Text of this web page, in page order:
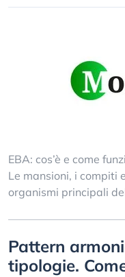
EBA: cos’è e come
Le mansioni, i compiti
organismi principali
Pattern
tipologie.